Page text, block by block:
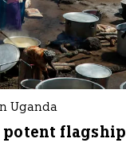
Uganda
potent flagship